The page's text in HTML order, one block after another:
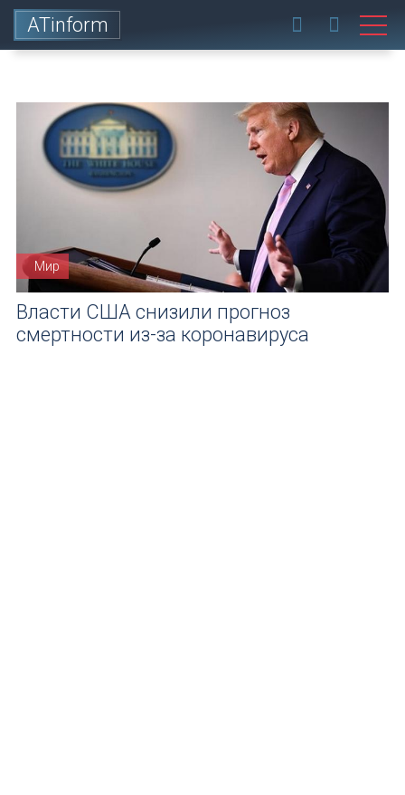
ATinform
Мир
Власти США снизили прогноз
смертности из-за коронавируса